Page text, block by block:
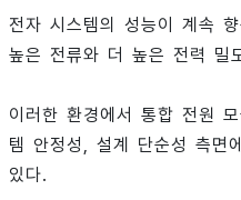
전자 시스템의 성능이 계속
높은 전류와 더 높은 전력 밀
이러한 환경에서 통합 전원
템 안정성, 설계 단순성 측면
있다.